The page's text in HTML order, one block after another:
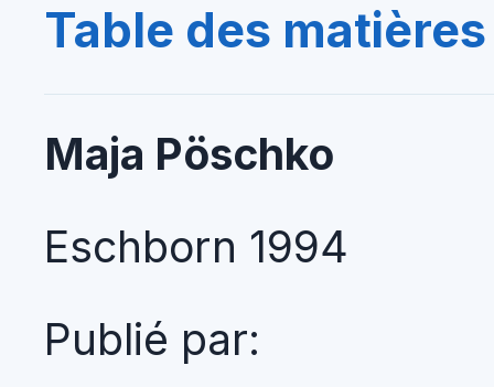
Table des matières
Maja Pöschko
Eschborn 1994
Publié par: